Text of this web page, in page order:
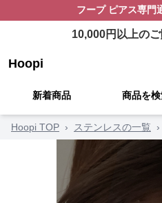
フープ ピアス専門
10,000円以上の
Hoopi
新着商品 商品を
Hoopi TOP › ステンレスの一覧 ›